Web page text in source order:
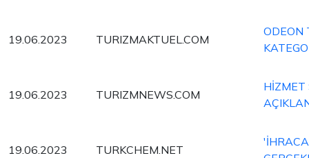
19.06.2023 TURIZMAKTUEL.COM
ODEON
19.06.2023 TURIZMNEWS.COM
HİZMET
19.06.2023 TURKCHEM.NET